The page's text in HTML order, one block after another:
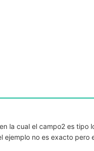
la cual el campo2 es tipo
ejemplo no es exacto